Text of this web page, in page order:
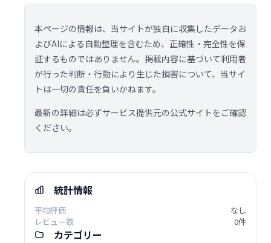
本ページの情報は、当サイトが独自に収集したデータお
よびAIによる自動整理を含むため、正確性・完全性を保
証するものではありません。掲載内容に基づいて利用者
が行った判断・行動により生じた損害について、当サイ
トは一切の責任を負いかねます。
最新の詳細は必ずサービス提供元の公式サイトをご確認
ください。
統計情報
平均評価
なし
レビュー数
0件
カテゴリー